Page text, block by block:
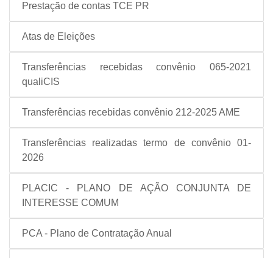
Prestação de contas TCE PR
Atas de Eleições
Transferências recebidas convênio 065-2021
qualiCIS
Transferências recebidas convênio 212-2025 AME
Transferências realizadas termo de convênio 01-
2026
PLACIC - PLANO DE AÇÃO CONJUNTA DE
INTERESSE COMUM
PCA - Plano de Contratação Anual